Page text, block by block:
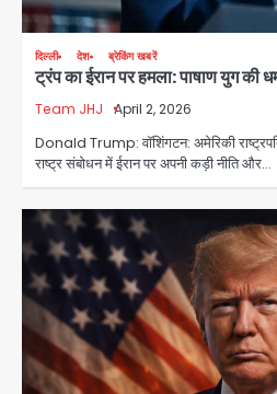
दिल्ली देश ब्रेकिंग खबरें
ट्रंप का ईरान पर हमला: पाषाण युग की
Team JHJ April 2, 2026
Donald Trump: वॉशिंगटन: अमेरिकी
राष्ट्र संबोधन में ईरान पर अपनी कड़ी नीति और…